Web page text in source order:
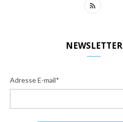
R
NEWSLETTER
Adresse E-mail*